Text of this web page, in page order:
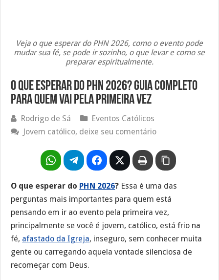
Veja o que esperar do PHN 2026, como o evento pode
mudar sua fé, se pode ir sozinho, o que levar e como se
preparar espiritualmente.
O Que Esperar do PHN 2026? Guia Completo
Para Quem Vai Pela Primeira Vez
Rodrigo de Sá
Eventos Católicos
Jovem católico, deixe seu comentário
O que esperar do PHN 2026? Essa é uma das
perguntas mais importantes para quem está
pensando em ir ao evento pela primeira vez,
principalmente se você é jovem, católico, está frio na
fé, afastado da Igreja, inseguro, sem conhecer muita
gente ou carregando aquela vontade silenciosa de
recomeçar com Deus.